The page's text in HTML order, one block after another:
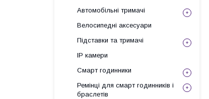
Автомобільні тримачі
Велосипедні аксесуари
Підставки та тримачі
IP камери
Смарт годинники
Ремінці для смарт годинників і
браслетів